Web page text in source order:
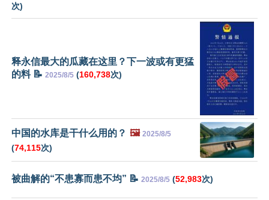
次)
释永信最大的瓜藏在这里？下一波或有更猛
的料 📝 2025/8/5 (160,738次)
中国的水库是干什么用的？ 🖼️ 2025/8/5
(74,115次)
被曲解的“不患寡而患不均” 📝 2025/8/5 (52,983次)